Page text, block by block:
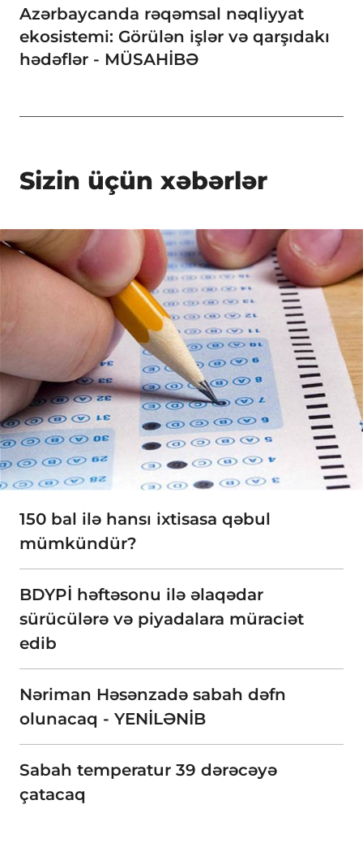
Azərbaycanda rəqəmsal nəqliyyat
ekosistemi: Görülən işlər və qarşıdakı
hədəflər - MÜSAHİBƏ
Sizin üçün xəbərlər
150 bal ilə hansı ixtisasa qəbul
mümkündür?
BDYPİ həftəsonu ilə əlaqədar
sürücülərə və piyadalara müraciət
edib
Nəriman Həsənzadə sabah dəfn
olunacaq - YENİLƏNİB
Sabah temperatur 39 dərəcəyə
çatacaq